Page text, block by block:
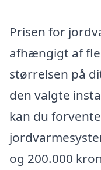
Prisen for
afhængigt af
størrelsen på
den valgte
kan du
og 200.000